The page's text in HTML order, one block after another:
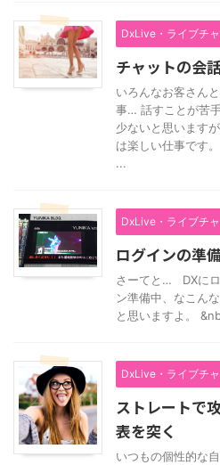
DxLive・ライブチ
チャットの会
いろんなお客さん
事… 話すことが苦
少ないと思います
は楽しい仕事です
...
DxLive・ライブチ
ログインの準
さーてと… DXに
ン準備中、なこん
と思いますよ。
DxLive・ライブチ
ストレートで
表を突く
いつもの個性的な